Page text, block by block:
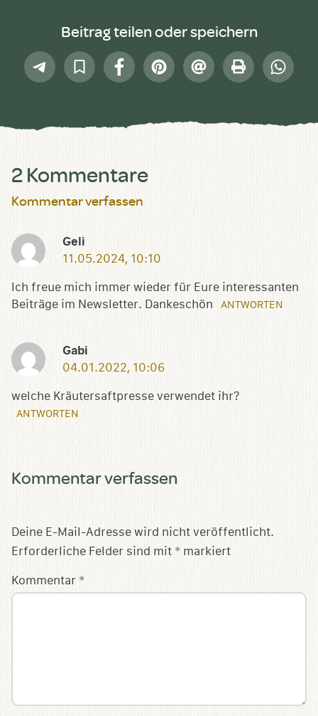
Beitrag teilen oder speichern
Telegram
In
Sammlung
FacebookPinterest
E-
Mail
Drucken
2 Kommentare
Kommentar verfassen
Geli
11.05.2024, 10:10
Ich freue mich immer wieder für Eure interessanten
Beiträge im Newsletter. Dankeschön
ANTWORTEN
Gabi
04.01.2022, 10:06
welche Kräutersaftpresse verwendet ihr?
ANTWORTEN
Kommentar verfassen
Deine E-Mail-Adresse wird nicht veröffentlicht.
Erforderliche Felder sind mit * markiert
Kommentar *